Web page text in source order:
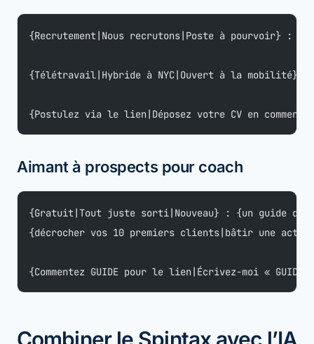
{Recrutement|Nous recrutons|Poste à pourvoir} :
{Télétravail|Hybride à NYC|Ouvert à la mobilité} ·
{Postulez via le lien|Déposez votre CV en
Aimant à prospects pour coach
{Gratuit|Tout juste sorti|Nouveau} : {un guide de
{décrocher vos 10 premiers clients|bâtir une
{Commentez GUIDE pour le lien|Écrivez-moi «